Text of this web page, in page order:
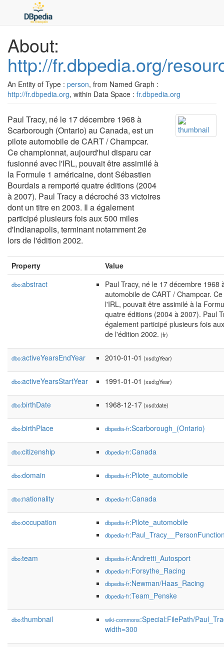
About:
http://fr.dbpedia.org/
An Entity of Type : person, from Named Graph :
http://fr.dbpedia.org, within Data Space : fr.dbpedia.org
Paul Tracy, né le 17 décembre 1968 à
Scarborough (Ontario) au Canada, est un
pilote automobile de CART / Champcar.
Ce championnat, aujourd'hui disparu car
fusionné avec l'IRL, pouvait être assimilé à
la Formule 1 américaine, dont Sébastien
Bourdais a remporté quatre éditions (2004
à 2007). Paul Tracy a décroché 33 victoires
dont un titre en 2003. Il a également
participé plusieurs fois aux 500 miles
d'Indianapolis, terminant notamment 2e
lors de l'édition 2002.
Property Value
dbo:abstract
Paul Tracy, né le 17 décembre
automobile de CART / Champcar.
l'IRL, pouvait être assimilé à la
quatre éditions (2004 à 2007). Paul
également participé plusieurs fois
de l'édition 2002. (fr)
dbo:activeYearsEndYear 2010-01-01 (xsd:gYear)
dbo:activeYearsStartYear 1991-01-01 (xsd:gYear)
dbo:birthDate 1968-12-17(xsd:date)
dbo:birthPlace dbpedia-fr:Scarborough_(Ontario)
dbo:citizenship dbpedia-fr:Canada
dbo:domain dbpedia-fr:Pilote_automobile
dbo:nationality dbpedia-fr:Canada
dbo:occupation dbpedia-fr:Pilote_automobile
dbpedia-fr
dbo:team dbpedia-fr:Andretti_Autosport
dbpedia-fr:Forsythe_Racing
dbpedia-fr:Newman/Haas_Racing
dbpedia-fr:Team_Penske
dbo:thumbnail wiki-commons:Special:FilePath/
width=300